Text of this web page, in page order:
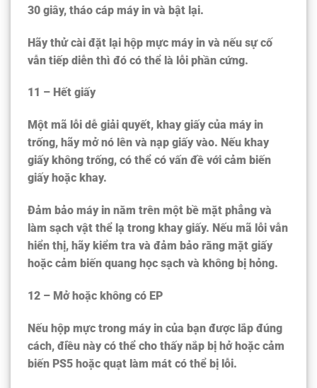
30 giây, tháo cáp máy in và bật lại.
Hãy thử cài đặt lại hộp mực máy in và nếu sự cố
vẫn tiếp diễn thì đó có thể là lỗi phần cứng.
11 – Hết giấy
Một mã lỗi dễ giải quyết, khay giấy của máy in
trống, hãy mở nó lên và nạp giấy vào. Nếu khay
giấy không trống, có thể có vấn đề với cảm biến
giấy hoặc khay.
Đảm bảo máy in nằm trên một bề mặt phẳng và
làm sạch vật thể lạ trong khay giấy. Nếu mã lỗi vẫn
hiển thị, hãy kiểm tra và đảm bảo rằng mặt giấy
hoặc cảm biến quang học sạch và không bị hỏng.
12 – Mở hoặc không có EP
Nếu hộp mực trong máy in của bạn được lắp đúng
cách, điều này có thể cho thấy nắp bị hở hoặc cảm
biến PS5 hoặc quạt làm mát có thể bị lỗi.